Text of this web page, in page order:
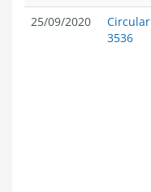
25/09/2020
Circular
3536